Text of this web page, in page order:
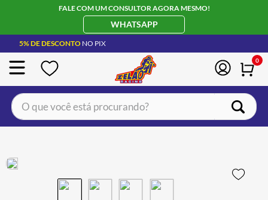
FALE COM UM CONSULTOR AGORA MESMO!
WHATSAPP
5% DE DESCONTO NO PIX
0
O que você está procurando?
JAQUETA